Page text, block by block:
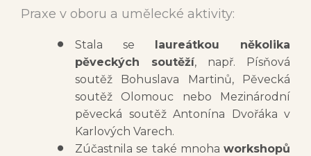
Praxe v oboru a umělecké aktivity:
Stala se laureátkou několika
pěveckých soutěží, např. Písňová
soutěž Bohuslava Martinů, Pěvecká
soutěž Olomouc nebo Mezinárodní
pěvecká soutěž Antonína Dvořáka v
Karlových Varech.
Zúčastnila se také mnoha workshopů